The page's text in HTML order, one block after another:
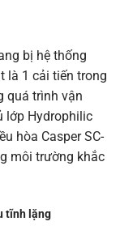
bị hệ thống
là 1 cải tiến trong
quá trình vận
lớp Hydrophilic
hòa Casper SC-
môi trường khắc
tĩnh lặng